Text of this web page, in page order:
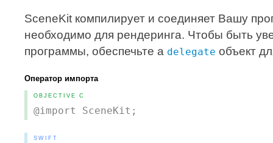
SceneKit компилирует и соединяет Вашу
необходимо для рендеринга. Чтобы быть
программы, обеспечьте a delegate объект
Оператор импорта
OBJECTIVE C
@import SceneKit;
SWIFT